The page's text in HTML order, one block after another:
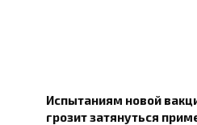
Испытаниям новой
грозит затянуться